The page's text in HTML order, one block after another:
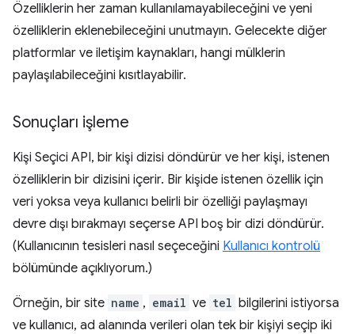
Özelliklerin her zaman kullanılamayabileceğini ve yeni
özelliklerin eklenebileceğini unutmayın. Gelecekte diğer
platformlar ve iletişim kaynakları, hangi mülklerin
paylaşılabileceğini kısıtlayabilir.
Sonuçları işleme
Kişi Seçici API, bir kişi dizisi döndürür ve her kişi, istenen
özelliklerin bir dizisini içerir. Bir kişide istenen özellik için
veri yoksa veya kullanıcı belirli bir özelliği paylaşmayı
devre dışı bırakmayı seçerse API boş bir dizi döndürür.
(Kullanıcının tesisleri nasıl seçeceğini Kullanıcı kontrolü
bölümünde açıklıyorum.)
Örneğin, bir site name , email ve tel bilgilerini istiyorsa
ve kullanıcı, ad alanında verileri olan tek bir kişiyi seçip iki